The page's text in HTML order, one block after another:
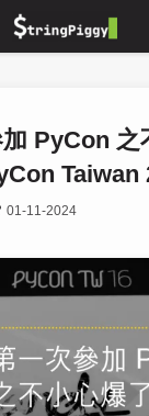
PyCon 之
Taiwan
01-11-2024